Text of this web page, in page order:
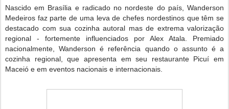
Nascido em Brasília e radicado no nordeste do país, Wanderson
Medeiros faz parte de uma leva de chefes nordestinos que têm se
destacado com sua cozinha autoral mas de extrema valorização
regional - fortemente influenciados por Alex Atala. Premiado
nacionalmente, Wanderson é referência quando o assunto é a
cozinha regional, que apresenta em seu restaurante Picuí em
Maceió e em eventos nacionais e internacionais.